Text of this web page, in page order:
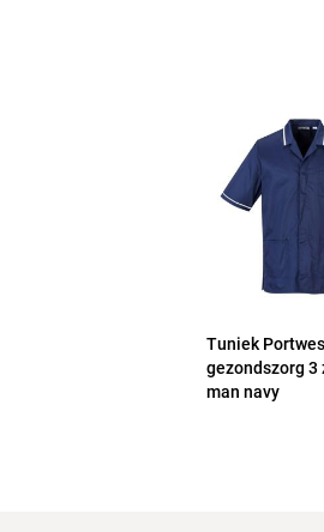
Tuniek
gezondszorg 3
man navy